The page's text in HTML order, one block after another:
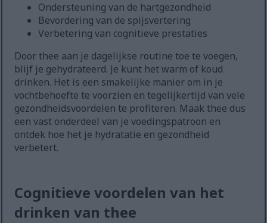
Ondersteuning van de hartgezondheid
Bevordering van de spijsvertering
Verbetering van cognitieve prestaties
Door thee aan je dagelijkse routine toe te voegen,
blijf je gehydrateerd. Je kunt het warm of koud
drinken. Het is een smakelijke manier om in je
vochtbehoefte te voorzien en tegelijkertijd van vele
gezondheidsvoordelen te profiteren. Maak thee dus
een vast onderdeel van je voedingspatroon en
ontdek hoe het je hydratatie en gezondheid
verbetert.
Cognitieve voordelen van het
drinken van thee